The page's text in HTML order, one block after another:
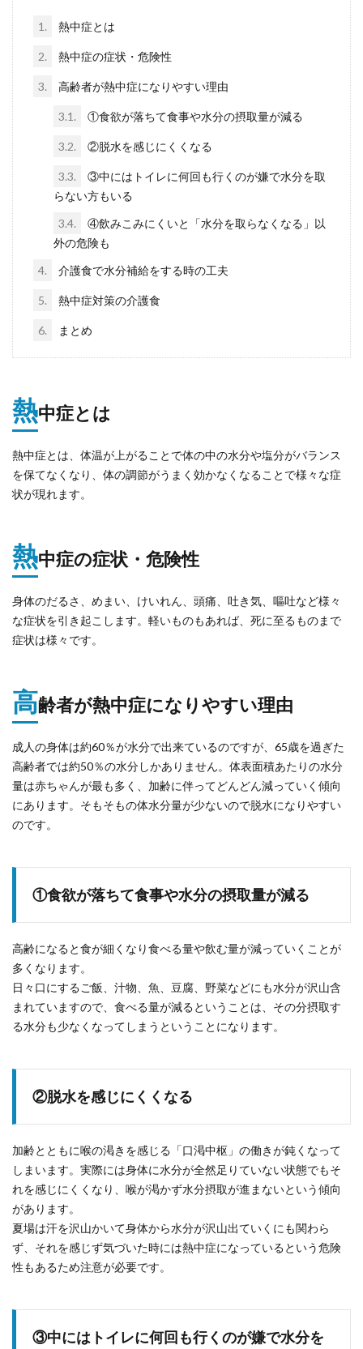
1. 熱中症とは
2. 熱中症の症状・危険性
3. 高齢者が熱中症になりやすい理由
3.1. ①食欲が落ちて食事や水分の摂取量が減る
3.2. ②脱水を感じにくくなる
3.3.
③中にはトイレに何回も行くのが嫌で水分を取
らない方もいる
3.4.
④飲みこみにくいと「水分を取らなくなる」以
外の危険も
4.
介護食で水分補給をする時の工夫
5. 熱中症対策の介護食
6. まとめ
熱中症とは
熱中症とは、体温が上がることで体の中の水分や塩分がバランス
を保てなくなり、体の調節がうまく効かなくなることで様々な症
状が現れます。
熱中症の症状・危険性
身体のだるさ、めまい、けいれん、頭痛、吐き気、嘔吐など様々
な症状を引き起こします。軽いものもあれば、死に至るものまで
症状は様々です。
高齢者が熱中症になりやすい理由
成人の身体は約60％が水分で出来ているのですが、65歳を過ぎた
高齢者では約50％の水分しかありません。体表面積あたりの水分
量は赤ちゃんが最も多く、加齢に伴ってどんどん減っていく傾向
にあります。そもそもの体水分量が少ないので脱水になりやすい
のです。
①食欲が落ちて食事や水分の摂取量が減る
高齢になると食が細くなり食べる量や飲む量が減っていくことが
多くなります。
日々口にするご飯、汁物、魚、豆腐、野菜などにも水分が沢山含
まれていますので、食べる量が減るということは、その分摂取す
る水分も少なくなってしまうということになります。
②脱水を感じにくくなる
加齢とともに喉の渇きを感じる「口渇中枢」の働きが鈍くなって
しまいます。実際には身体に水分が全然足りていない状態でもそ
れを感じにくくなり、喉が渇かず水分摂取が進まないという傾向
があります。
夏場は汗を沢山かいて身体から水分が沢山出ていくにも関わら
ず、それを感じず気づいた時には熱中症になっているという危険
性もあるため注意が必要です。
③中にはトイレに何回も行くのが嫌で水分を